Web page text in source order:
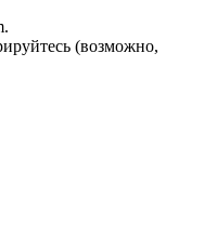
(возможно,